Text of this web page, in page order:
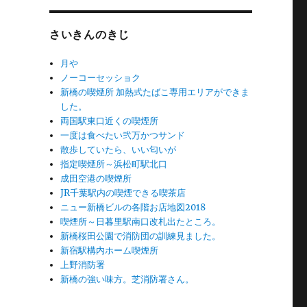
さいきんのきじ
月や
ノーコーセッショク
新橋の喫煙所 加熱式たばこ専用エリアができま
した。
両国駅東口近くの喫煙所
一度は食べたい弐万かつサンド
散歩していたら、いい匂いが
指定喫煙所～浜松町駅北口
成田空港の喫煙所
JR千葉駅内の喫煙できる喫茶店
ニュー新橋ビルの各階お店地図2018
喫煙所～日暮里駅南口改札出たところ。
新橋桜田公園で消防団の訓練見ました。
新宿駅構内ホーム喫煙所
上野消防署
新橋の強い味方。芝消防署さん。